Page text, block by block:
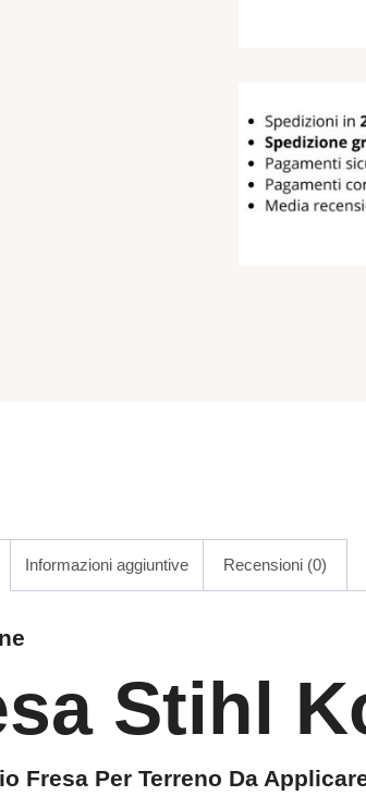
Informazioni aggiuntive Recensioni (0)
Stihl
Fresa Per Terreno Da